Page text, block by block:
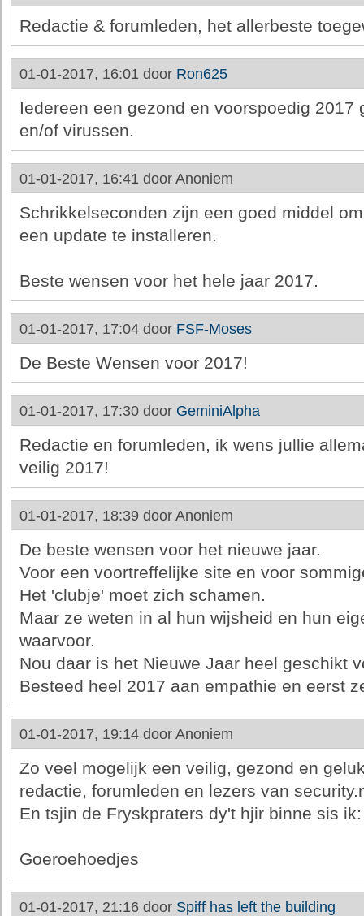
Redactie & forumleden, het allerbeste
01-01-2017, 16:01 door Ron625
Iedereen een gezond en voorspoedig 2017
en/of virussen.
01-01-2017, 16:41 door Anoniem
Schrikkelseconden zijn een goed middel
een update te installeren.
Beste wensen voor het hele jaar 2017.
01-01-2017, 17:04 door FSF-Moses
De Beste Wensen voor 2017!
01-01-2017, 17:30 door GeminiAlpha
Redactie en forumleden, ik wens jullie
veilig 2017!
01-01-2017, 18:39 door Anoniem
De beste wensen voor het nieuwe jaar.
Voor een voortreffelijke site en voor
Het 'clubje' moet zich schamen.
Maar ze weten in al hun wijsheid en hun
waarvoor.
Nou daar is het Nieuwe Jaar heel geschikt
Besteed heel 2017 aan empathie en eerst
01-01-2017, 19:14 door Anoniem
Zo veel mogelijk een veilig, gezond en
redactie, forumleden en lezers van
En tsjin de Fryskpraters dy't hjir binne sis
Goeroehoedjes
01-01-2017, 21:16 door Spiff has left the building